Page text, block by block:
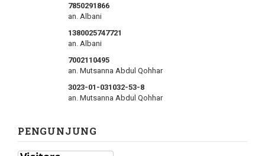
7850291866
an. Albani
1380025747721
an. Albani
7002110495
an. Mutsanna Abdul Qohhar
3023-01-031032-53-8
an. Mutsanna Abdul Qohhar
PENGUNJUNG